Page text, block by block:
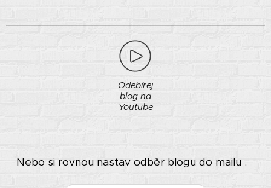
Odebírej
blog na
Youtube
Nebo si rovnou nastav odběr blogu do mailu .